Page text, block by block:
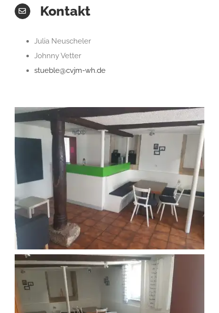
Kontakt
Julia Neuscheler
Johnny Vetter
stueble@cvjm-wh.de